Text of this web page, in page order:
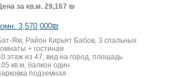
за кв.м. 29,167 ₪
3,570,000₪
Ям, Район Кирьят Бабов, 3 спальных
+ гостиная
этаж из 47, вид на город, площадь
кв.м, балкон один
подземная